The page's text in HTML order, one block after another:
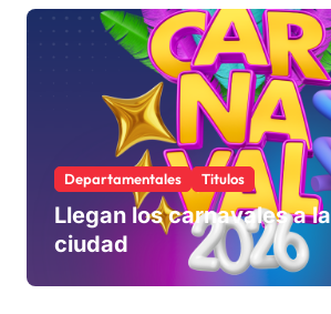
rechaza
Departamentales Titulos
Llegan los carnavales a la
ciudad